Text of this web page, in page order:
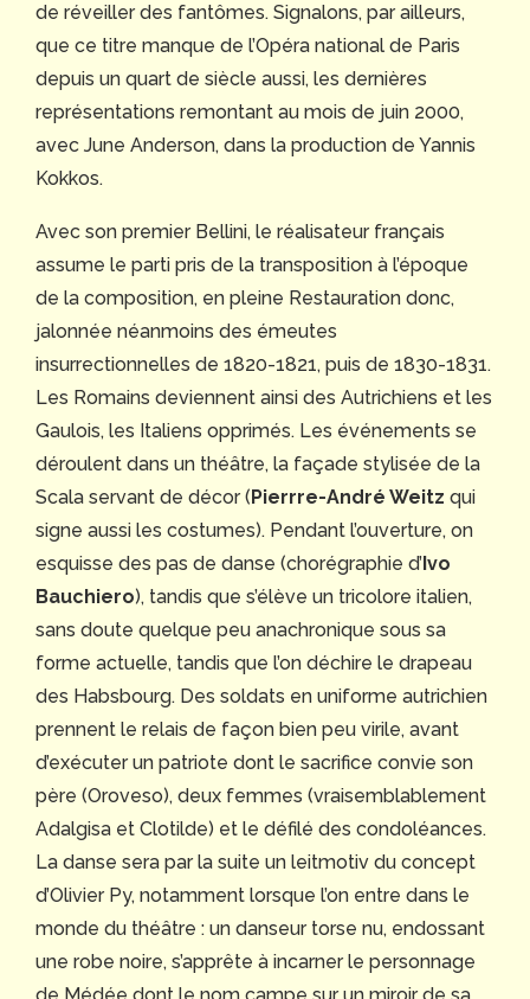
de réveiller des fantômes. Signalons, par ailleurs,
que ce titre manque de l’Opéra national de Paris
depuis un quart de siècle aussi, les dernières
représentations remontant au mois de juin 2000,
avec June Anderson, dans la production de Yannis
Kokkos.
Avec son premier Bellini, le réalisateur français
assume le parti pris de la transposition à l’époque
de la composition, en pleine Restauration donc,
jalonnée néanmoins des émeutes
insurrectionnelles de 1820-1821, puis de 1830-1831.
Les Romains deviennent ainsi des Autrichiens et les
Gaulois, les Italiens opprimés. Les événements se
déroulent dans un théâtre, la façade stylisée de la
Scala servant de décor ( Pierrre-André Weitz qui
signe aussi les costumes). Pendant l’ouverture, on
esquisse des pas de danse (chorégraphie d’ Ivo
Bauchiero), tandis que s’élève un tricolore italien,
sans doute quelque peu anachronique sous sa
forme actuelle, tandis que l’on déchire le drapeau
des Habsbourg. Des soldats en uniforme autrichien
prennent le relais de façon bien peu virile, avant
d’exécuter un patriote dont le sacrifice convie son
père (Oroveso), deux femmes (vraisemblablement
Adalgisa et Clotilde) et le défilé des condoléances.
La danse sera par la suite un leitmotiv du concept
d’Olivier Py, notamment lorsque l’on entre dans le
monde du théâtre : un danseur torse nu, endossant
une robe noire, s’apprête à incarner le personnage